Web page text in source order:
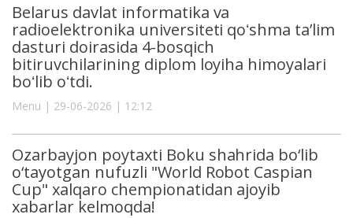
Belarus davlat informatika va
radioelektronika universiteti qoʻshma ta’lim
dasturi doirasida 4-bosqich
bitiruvchilarining diplom loyiha himoyalari
boʻlib oʻtdi.
Menu | 29-06-2026 | 12:12
Ozarbayjon poytaxti Boku shahrida bo‘lib
o‘tayotgan nufuzli "World Robot Caspian
Cup" xalqaro chempionatidan ajoyib
xabarlar kelmoqda!